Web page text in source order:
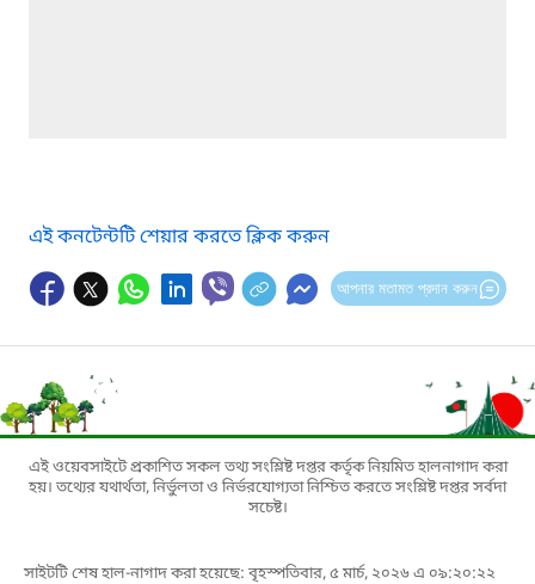
এই কনটেন্টটি শেয়ার করতে ক্লিক করুন
আপনার মতামত প্রদান করুন
এই ওয়েবসাইটে প্রকাশিত সকল তথ্য সংশ্লিষ্ট দপ্তর কর্তৃক নিয়মিত হালনাগাদ করা
হয়। তথ্যের যথার্থতা, নির্ভুলতা ও নির্ভরযোগ্যতা নিশ্চিত করতে সংশ্লিষ্ট দপ্তর সর্বদা
সচেষ্ট।
সাইটটি শেষ হাল-নাগাদ করা হয়েছে: বৃহস্পতিবার, ৫ মার্চ, ২০২৬ এ ০৯:২০:২২